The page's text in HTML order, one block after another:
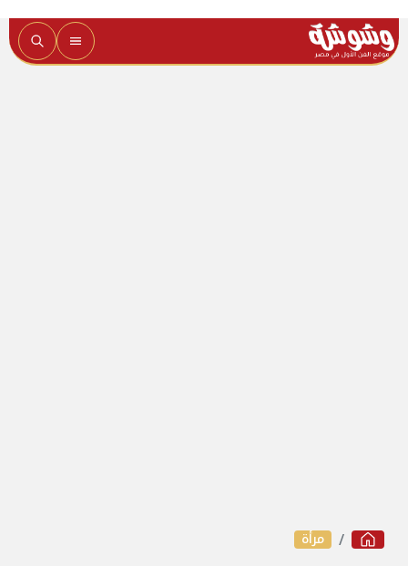
مرأة